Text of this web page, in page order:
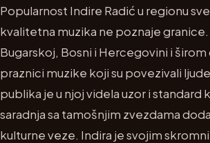
Popularnost Indire Radić u regionu
kvalitetna muzika ne poznaje
Bugarskoj, Bosni i Hercegovini i širom
praznici muzike koji su povezivali
publika je u njoj videla uzor i standard
saradnja sa tamošnjim zvezdama
kulturne veze. Indira je svojim